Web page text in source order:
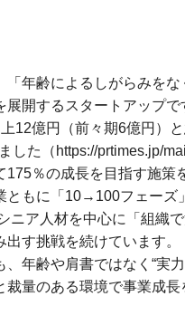
「年齢によるしがらみを
開するスタートアップで
12億円（前々期6億円）
した（https://prtimes.jp/
175％の成長を目指す施策
ともに「10→100フェーズ
ニア人材を中心に「組織
す挑戦を続けています。
、年齢や肩書ではなく“
量のある環境で事業成